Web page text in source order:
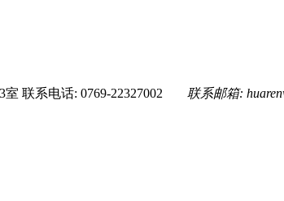
室 联系电话: 0769-22327002 联系邮箱: